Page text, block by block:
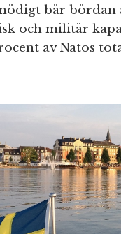
bär
och militär
av Natos